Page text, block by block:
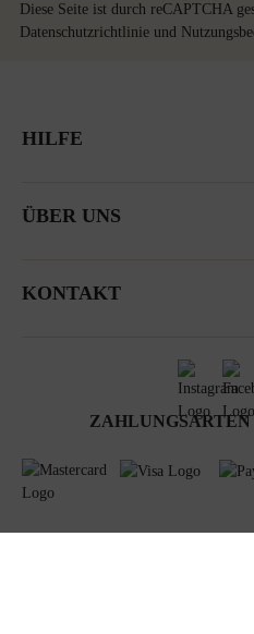
Diese Seite ist durch reCAPTCHA
Datenschutzrichtlinie und
HILFE
ÜBER UNS
KONTAKT
ZAHLUNGSARTEN